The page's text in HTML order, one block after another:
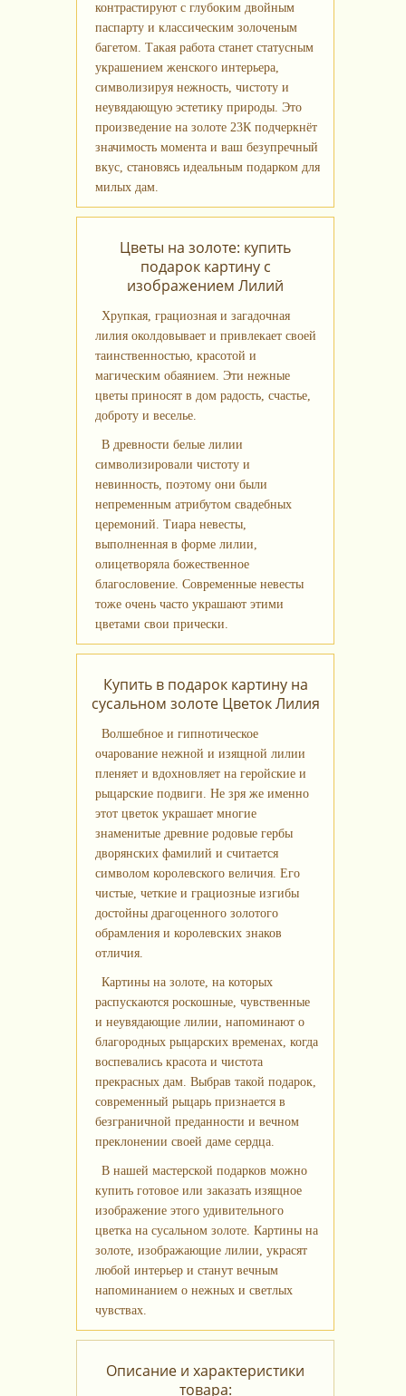
контрастируют с глубоким двойным
паспарту и классическим золоченым
багетом. Такая работа станет статусным
украшением женского интерьера,
символизируя нежность, чистоту и
неувядающую эстетику природы. Это
произведение на золоте 23К подчеркнёт
значимость момента и ваш безупречный
вкус, становясь идеальным подарком для
милых дам.
Цветы на золоте: купить
подарок картину с
изображением Лилий
Хрупкая, грациозная и загадочная
лилия околдовывает и привлекает своей
таинственностью, красотой и
магическим обаянием. Эти нежные
цветы приносят в дом радость, счастье,
доброту и веселье.
В древности белые лилии
символизировали чистоту и
невинность, поэтому они были
непременным атрибутом свадебных
церемоний. Тиара невесты,
выполненная в форме лилии,
олицетворяла божественное
благословение. Современные невесты
тоже очень часто украшают этими
цветами свои прически.
Купить в подарок картину на
сусальном золоте Цветок Лилия
Волшебное и гипнотическое
очарование нежной и изящной лилии
пленяет и вдохновляет на геройские и
рыцарские подвиги. Не зря же именно
этот цветок украшает многие
знаменитые древние родовые гербы
дворянских фамилий и считается
символом королевского величия. Его
чистые, четкие и грациозные изгибы
достойны драгоценного золотого
обрамления и королевских знаков
отличия.
Картины на золоте, на которых
распускаются роскошные, чувственные
и неувядающие лилии, напоминают о
благородных рыцарских временах, когда
воспевались красота и чистота
прекрасных дам. Выбрав такой подарок,
современный рыцарь признается в
безграничной преданности и вечном
преклонении своей даме сердца.
В нашей мастерской подарков можно
купить готовое или заказать изящное
изображение этого удивительного
цветка на сусальном золоте. Картины на
золоте, изображающие лилии, украсят
любой интерьер и станут вечным
напоминанием о нежных и светлых
чувствах.
Описание и характеристики
товара: